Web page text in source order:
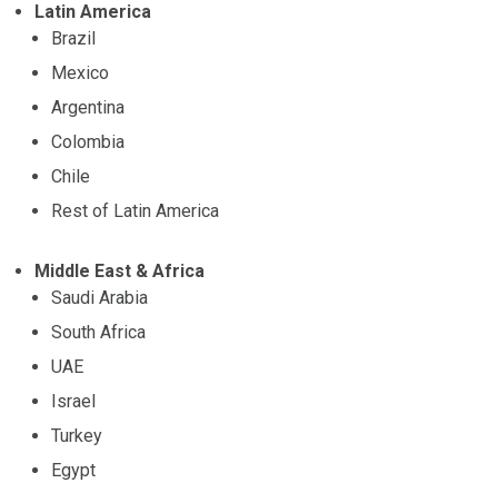
Latin America
Brazil
Mexico
Argentina
Colombia
Chile
Rest of Latin America
Middle East & Africa
Saudi Arabia
South Africa
UAE
Israel
Turkey
Egypt